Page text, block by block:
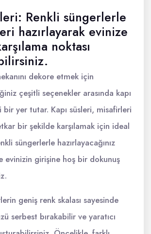
Renkli süngerlerle
hazırlayarak evinize
noktası
dekore etmek için
çeşitli seçenekler arasında kapı
bir yer tutar. Kapı süsleri, misafirleri
bir şekilde karşılamak için ideal
süngerlerle hazırlayacağınız
evinizin girişine hoş bir dokunuş
geniş renk skalası sayesinde
serbest bırakabilir ve yaratıcı